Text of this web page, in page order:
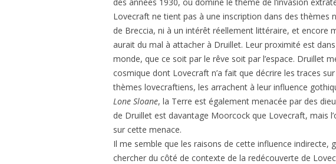
Lovecraft ne tient pas à une inscription dans des thèmes
de Breccia, ni à un intérêt réellement littéraire, et encore
aurait du mal à attacher à Druillet. Leur proximité est
monde, que ce soit par le rêve soit par l’espace. Druillet
cosmique dont Lovecraft n’a fait que décrire les traces
thèmes lovecraftiens, les arrachent à leur influence
Lone Sloane, la Terre est également menacée par des
de Druillet est davantage Moorcock que Lovecraft, mais
sur cette menace.
Il me semble que les raisons de cette influence indirecte,
chercher du côté de contexte de la redécouverte de